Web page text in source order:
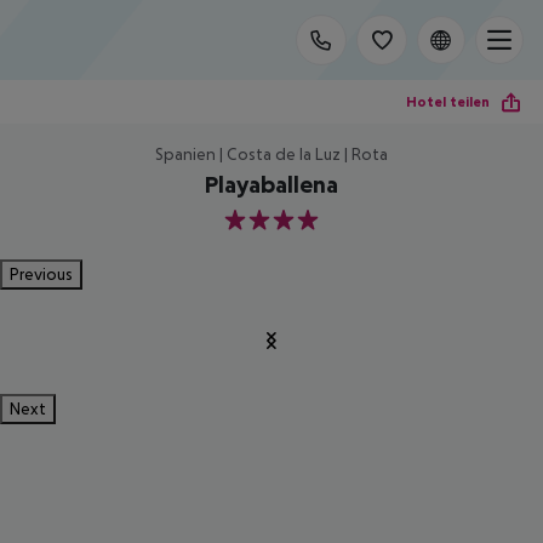
Hotel teilen
Spanien | Costa de la Luz | Rota
Playaballena
4
Previous
Next